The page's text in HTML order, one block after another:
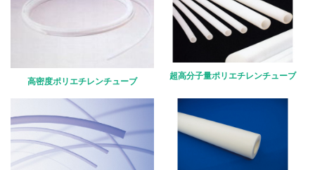
高密度ポリエチレンチューブ
超高分子量ポリエチレンチューブ